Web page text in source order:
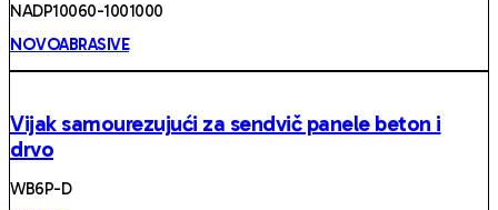
NADP10060-1001000
NOVOABRASIVE
Vijak samourezujući za sendvič panele beton i
drvo
WB6P-D